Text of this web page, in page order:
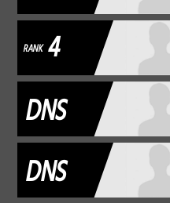
RANK 4
DNS
DNS